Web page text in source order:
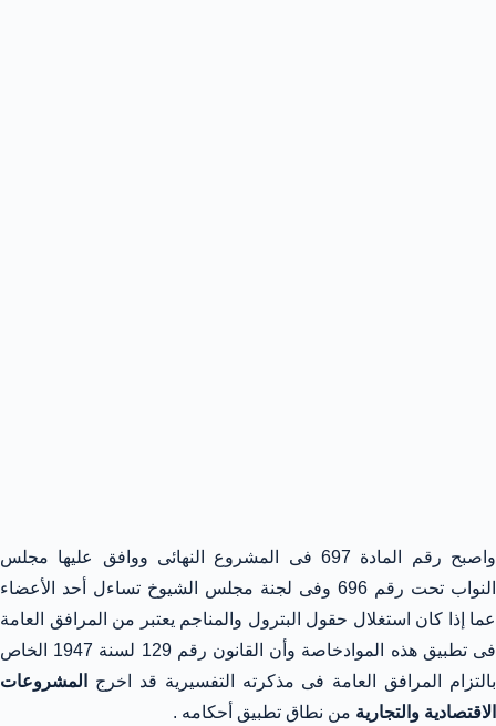
واصبح رقم المادة 697 فى المشروع النهائى ووافق عليها مجلس
النواب تحت رقم 696 وفى لجنة مجلس الشيوخ تساءل أحد الأعضاء
عما إذا كان استغلال حقول البترول والمناجم يعتبر من المرافق العامة
فى تطبيق هذه الموادخاصة وأن القانون رقم 129 لسنة 1947 الخاص
بالتزام المرافق العامة فى مذكرته التفسيرية قد اخرج
المشروعات
الاقتصادية والتجارية من نطاق تطبيق أحكامه .